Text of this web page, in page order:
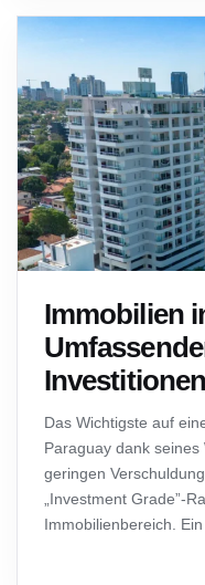
Immobilien
Das Wichtigste auf
Paraguay dank
geringen
„Investment Grade”-
Immobilienbereich.